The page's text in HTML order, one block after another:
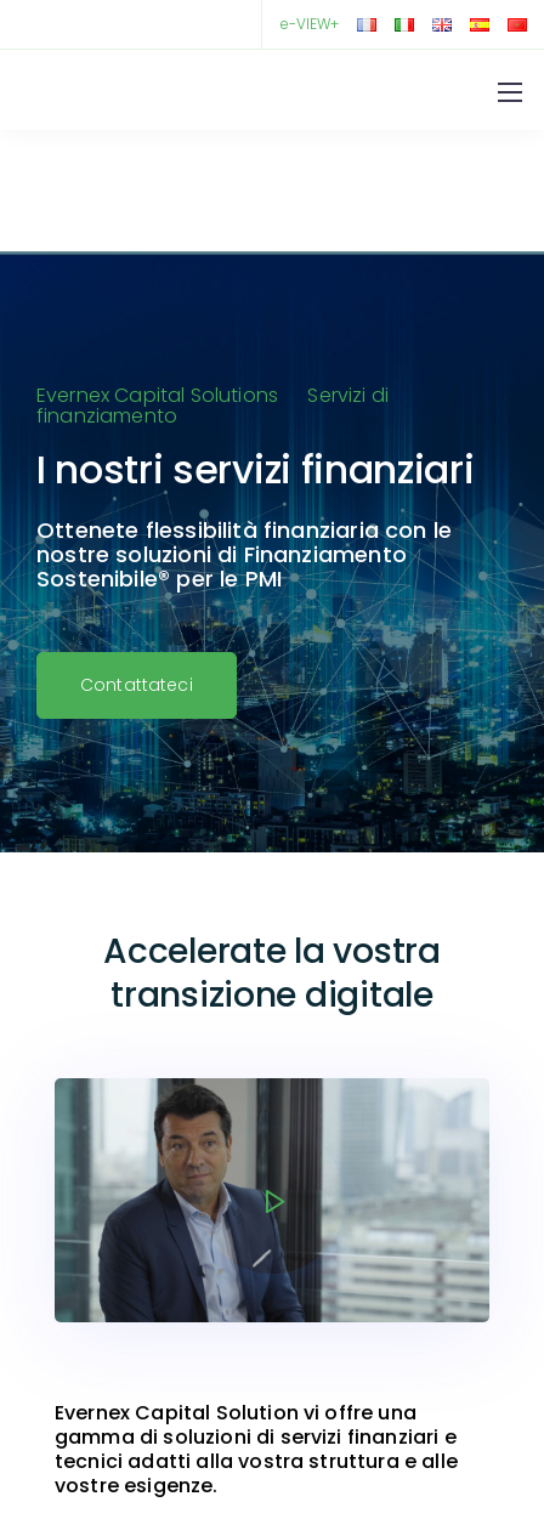
e-VIEW+
Evernex Capital Solutions Servizi di
finanziamento
I nostri servizi finanziari
Ottenete flessibilità finanziaria con le
nostre soluzioni di Finanziamento
Sostenibile® per le PMI
Contattateci
Accelerate la vostra
transizione digitale
Evernex Capital Solution vi offre una
gamma di soluzioni di servizi finanziari e
tecnici adatti alla vostra struttura e alle
vostre esigenze.